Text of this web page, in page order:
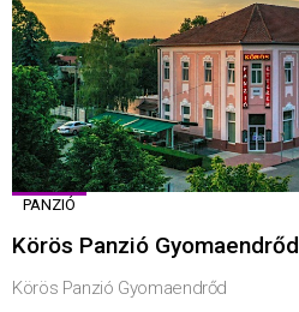
PANZIÓ
Körös Panzió Gyomaendrőd
Körös Panzió Gyomaendrőd